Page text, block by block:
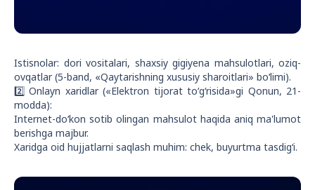
Istisnolar: dori vositalari, shaxsiy gigiyena mahsulotlari, oziq-
ovqatlar (5-band, «Qaytarishning xususiy sharoitlari» bo‘limi).
2️⃣ Onlayn xaridlar («Elektron tijorat to‘g‘risida»gi Qonun, 21-
modda):
Internet-do‘kon sotib olingan mahsulot haqida aniq ma'lumot
berishga majbur.
Xaridga oid hujjatlarni saqlash muhim: chek, buyurtma tasdig‘i.